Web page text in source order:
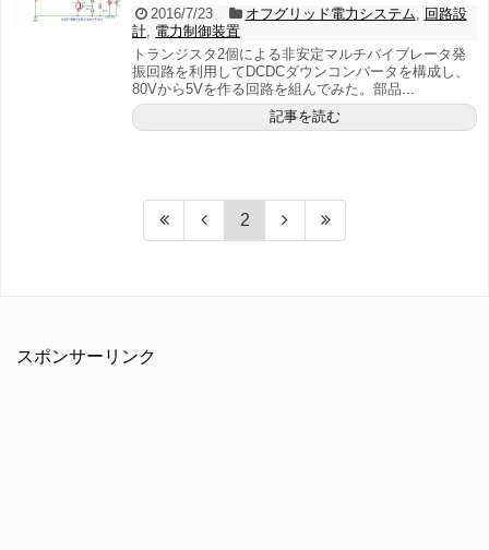
2016/7/23 オフグリッド電力システム, 回路設
計, 電力制御装置
トランジスタ2個による非安定マルチバイブレータ発
振回路を利用してDCDCダウンコンバータを構成し、
80Vから5Vを作る回路を組んでみた。部品...
記事を読む
2
スポンサーリンク